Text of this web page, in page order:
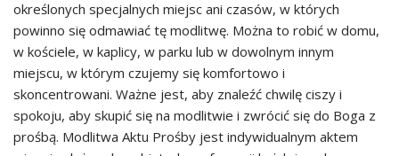
określonych specjalnych miejsc ani czasów, w których
powinno się odmawiać tę modlitwę. Można to robić w domu,
w kościele, w kaplicy, w parku lub w dowolnym innym
miejscu, w którym czujemy się komfortowo i
skoncentrowani. Ważne jest, aby znaleźć chwilę ciszy i
spokoju, aby skupić się na modlitwie i zwrócić się do Boga z
prośbą. Modlitwa Aktu Prośby jest indywidualnym aktem